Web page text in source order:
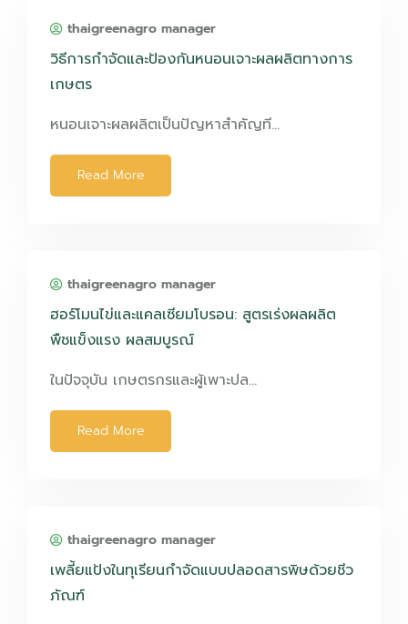
thaigreenagro manager
วิธีการกำจัดและป้องกันหนอนเจาะผลผลิตทางการ
เกษตร
หนอนเจาะผลผลิตเป็นปัญหาสำคัญที…
Read More
thaigreenagro manager
ฮอร์โมนไข่และแคลเซียมโบรอน: สูตรเร่งผลผลิต
พืชแข็งแรง ผลสมบูรณ์
ในปัจจุบัน เกษตรกรและผู้เพาะปล…
Read More
thaigreenagro manager
เพลี้ยแป้งในทุเรียนกำจัดแบบปลอดสารพิษด้วยชีว
ภัณฑ์